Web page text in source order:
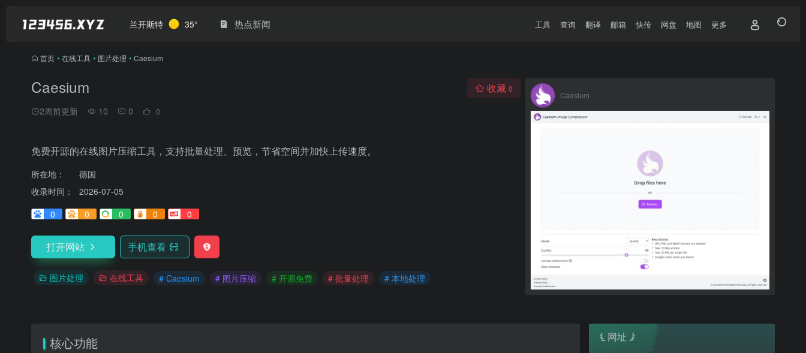
兰开斯特 35° 热点新闻 工具 查询 翻译 邮箱 快传 网盘 地图 更多
首页 • 在线工具 • 图片处理 • Caesium
Caesium
2周前更新 10 0 0
收藏 0
免费开源的在线图片压缩工具，支持批量处理、预览，节省空间并加快上传速度。
所在地：
德国
收录时间：
2026-07-05
0
0 0 0 0
打开网站 手机查看
图片处理 在线工具 # Caesium # 图片压缩 # 开源免费 # 批量处理 # 本地处理
Caesium
核心功能
网址